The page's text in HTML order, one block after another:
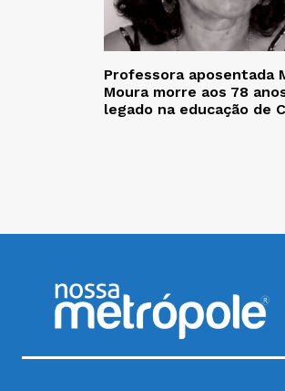
Professora aposentada
Moura morre aos 78
legado na educação de